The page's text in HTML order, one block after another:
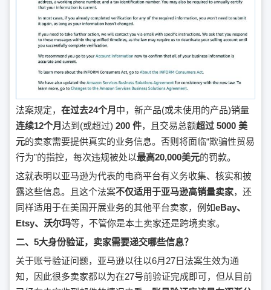
法案规定， 在过去24个月 中，新产品(或未使用的产品)销量
连续12个月达到(或超过) 200 件，且交易总额超过 5000 美
元的卖家需要提供真实的业务信息。否则将面临“欺骗性贸易
行为”的指控，每次违规被处以最高20,000美元的罚款。
这就表明以亚马逊为代表的电商平台有义务收集、核实和披
露这些信息。且这个法案不仅适用于亚马逊高销量卖家，还
同样适用于在美国开展业务的其他平台卖家，例如eBay、
Etsy、沃尔玛等，不管你是本土卖家还是跨境卖家。
二、5大身份验证，卖家需要递交哪些信息？
关于账号验证问题，亚马逊以往以6月27日法案生效为通
知，因此很多卖家都以为在27号前验证完成即可，但从目前